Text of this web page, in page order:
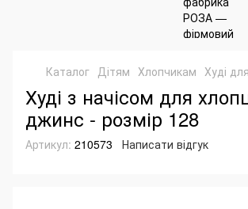
Каталог Дітям Хлопчикам Худі
Худі з начісом для
джинс - розмір 128
Артикул: 210573 Написати відгук